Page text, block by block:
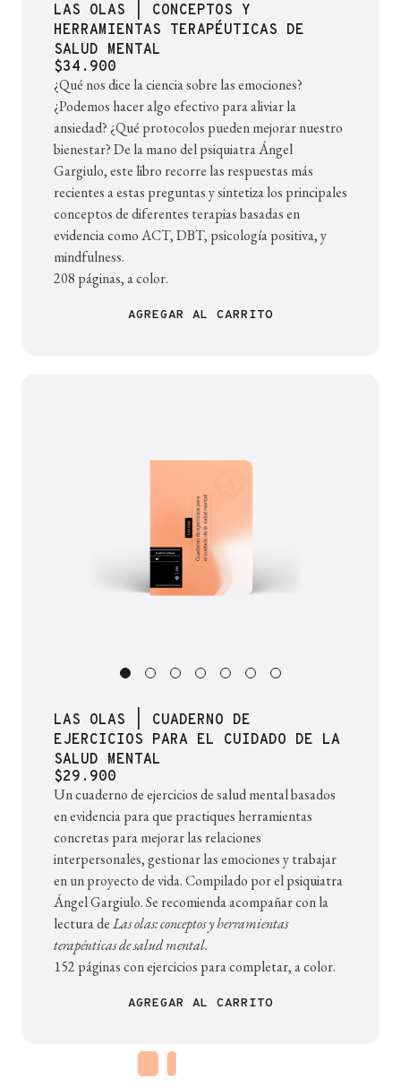
LAS OLAS | CONCEPTOS Y
HERRAMIENTAS TERAPÉUTICAS DE
SALUD MENTAL
$34.900
¿Qué nos dice la ciencia sobre las emociones?
¿Podemos hacer algo efectivo para aliviar la
ansiedad? ¿Qué protocolos pueden mejorar nuestro
bienestar? De la mano del psiquiatra Ángel
Gargiulo, este libro recorre las respuestas más
recientes a estas preguntas y sintetiza los principales
conceptos de diferentes terapias basadas en
evidencia como ACT, DBT, psicología positiva, y
mindfulness.
208 páginas, a color.
AGREGAR AL CARRITO
LAS OLAS | CUADERNO DE
EJERCICIOS PARA EL CUIDADO DE LA
SALUD MENTAL
$29.900
Un cuaderno de ejercicios de salud mental basados
en evidencia para que practiques herramientas
concretas para mejorar las relaciones
interpersonales, gestionar las emociones y trabajar
en un proyecto de vida. Compilado por el psiquiatra
Ángel Gargiulo. Se recomienda acompañar con la
lectura deLas olas: conceptos y herramientas
terapéuticas de salud mental.
152 páginas con ejercicios para completar, a color.
AGREGAR AL CARRITO